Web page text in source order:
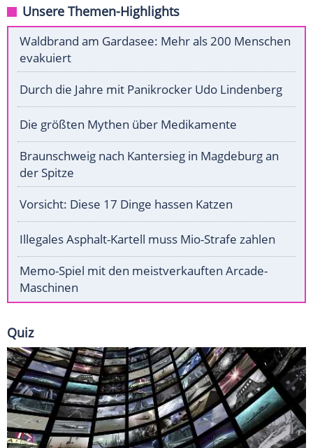
Unsere Themen-Highlights
Waldbrand am Gardasee: Mehr als 200 Menschen
evakuiert
Durch die Jahre mit Panikrocker Udo Lindenberg
Die größten Mythen über Medikamente
Braunschweig nach Kantersieg in Magdeburg an
der Spitze
Vorsicht: Diese 17 Dinge hassen Katzen
Illegales Asphalt-Kartell muss Mio-Strafe zahlen
Memo-Spiel mit den meistverkauften Arcade-
Maschinen
Quiz